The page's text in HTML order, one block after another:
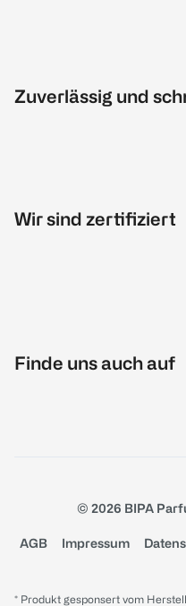
Zuverlässig und
Wir sind zertifiziert
Finde uns auch auf
© 2026 BIPA
AGB Impressum
* Produkt gesponsert vom